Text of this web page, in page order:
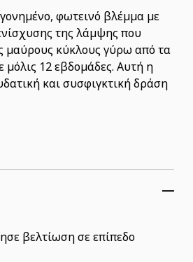
φωτεινό βλέμμα με
της λάμψης που
μαύρους κύκλους γύρω από τα
μόλις 12 εβδομάδες. Αυτή η
και συσφιγκτική δράση
βελτίωση σε επίπεδο